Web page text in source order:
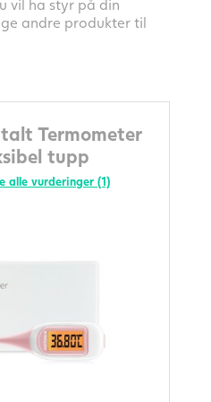
vil ha styr på din
andre produkter til
Termometer
tupp
alle vurderinger (1)